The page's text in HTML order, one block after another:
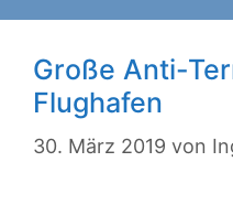
Große Anti-
Flughafen
30. März 2019 von